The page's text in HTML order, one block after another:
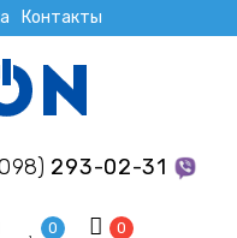
Контакты
293-02-31
0 0